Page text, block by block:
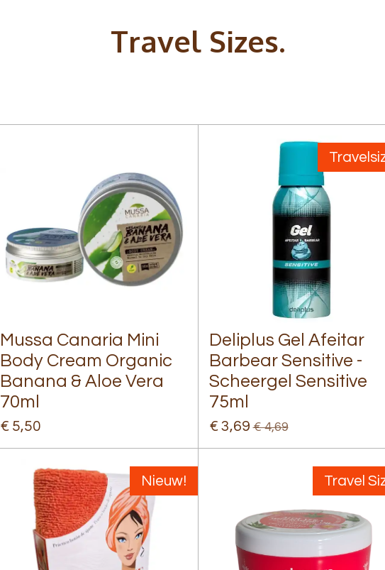
Travel Sizes.
Mussa Canaria Mini
Body Cream Organic
Banana & Aloe Vera
70ml
€ 5,50
Deliplus Gel Afeitar
Barbear Sensitive -
Scheergel Sensitive
75ml
€ 3,69 € 4,69
Nieuw! Travel